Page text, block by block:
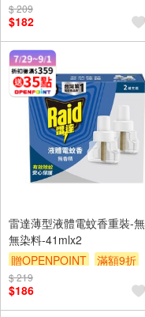
贈$200
$ 209
$182
雷達薄型液體電蚊香重裝-
無染料-41mlx2
贈OPENPOINT
滿額9折
贈$200
$ 219
$186